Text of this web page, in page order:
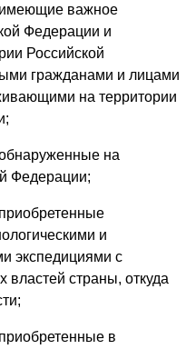
имеющие важное
Федерации и
Российской
гражданами и лицами
на территории
на
Федерации;
и
экспедициями с
властей страны, откуда
в